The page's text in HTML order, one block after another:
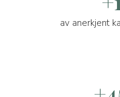
av anerkjent